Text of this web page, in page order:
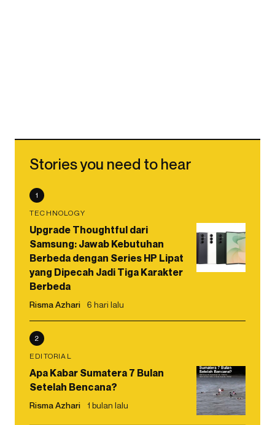
Stories you need to hear
1
TECHNOLOGY
Upgrade Thoughtful dari
Samsung: Jawab Kebutuhan
Berbeda dengan Series HP Lipat
yang Dipecah Jadi Tiga Karakter
Berbeda
Risma Azhari 6 hari lalu
2
EDITORIAL
Apa Kabar Sumatera 7 Bulan
Setelah Bencana?
Risma Azhari 1 bulan lalu